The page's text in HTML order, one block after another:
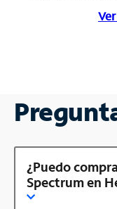
¿Puedo
Spectrum en